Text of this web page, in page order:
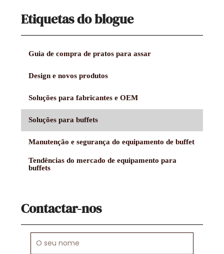
Etiquetas do blogue
Guia de compra de pratos para assar
Design e novos produtos
Soluções para fabricantes e OEM
Soluções para buffets
Manutenção e segurança do equipamento de buffet
Tendências do mercado de equipamento para
buffets
Contactar-nos
seu